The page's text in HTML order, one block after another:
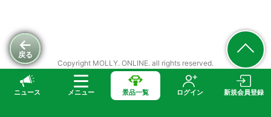
ニュース メニュー 景品一覧 ログイン 新規会員登録
戻る
Copyright MOLLY. ONLINE. all rights reserved.